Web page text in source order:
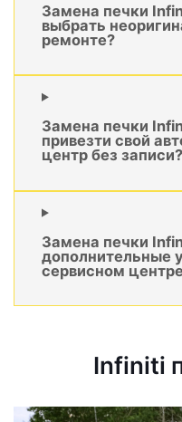
Замена печки
выбрать
ремонте?
Замена печки
привезти свой
центр без записи?
Замена печки
дополнительные
сервисном
Infiniti